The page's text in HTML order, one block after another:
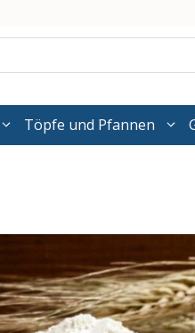
Töpfe und Pfannen